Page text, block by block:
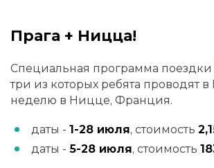
Прага + Ницца!
Специальная программа поездки
три из которых ребята проводят
неделю в Ницце, Франция.
даты - 1-28 июля, стоимость
даты - 5-28 июля, стоимость